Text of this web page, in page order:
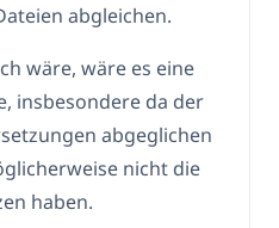
abgleichen.
wäre, wäre es eine
insbesondere da der
abgeglichen
nicht die
haben.